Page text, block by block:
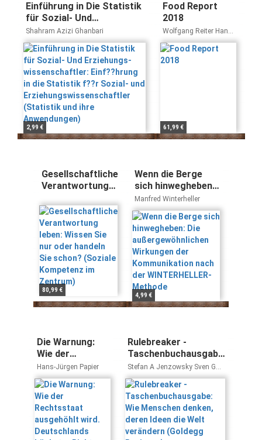
Einführung in Die Statistik
für Sozial- Und
Erziehungs-
wissenschaftler: Einf??
hrung in die Statistik f??r
Sozial- und
Erziehungswissenschaftler
(Statistik und ihre
Anwendungen)
Shahram Azizi Ghanbari
2,99 €
Food Report
2018
Wolfgang Reiter Hanni
Rützler
61,99 €
Gesellschaftliche
Verantwortung
nur oder handeln
Sie schon?
(Soziale
Kompetenz im
Zentrum)
80,99 €
Wenn die Berge
sich hinwegheben:
Die
außergewöhnlichen
Wirkungen der
Kommunikation
nach der
WINTERHELLER-
Methode
Manfred Winterheller
4,99 €
Die Warnung:
Wie der
Rechtsstaat
ausgehöhlt wird.
Deutschlands
höchster
Richter a.D.
klagt an
Hans-Jürgen Papier
Rulebreaker -
Taschenbuchausgabe:
Wie Menschen
denken, deren Ideen
die Welt verändern
(Goldegg Business)
Stefan A Jenzowsky Sven G
Jánszky